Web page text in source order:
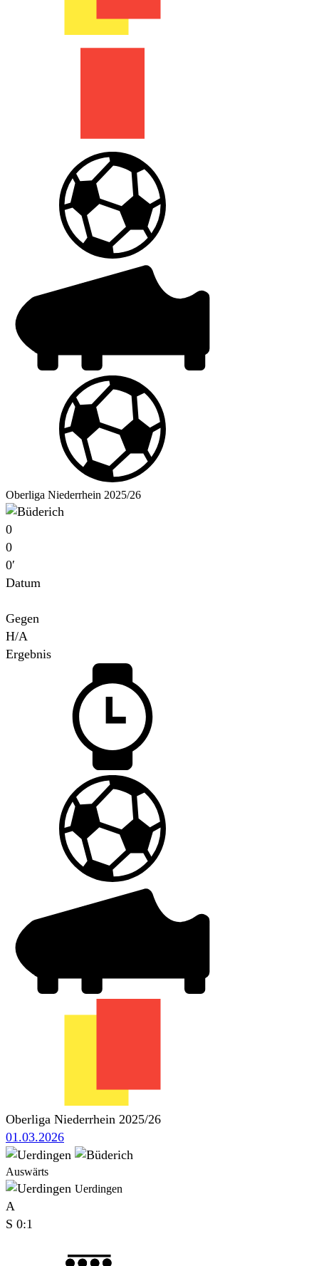
Oberliga Niederrhein 2025/26
0
0
0′
Datum
Gegen
H/A
Ergebnis
Oberliga Niederrhein 2025/26
01.03.2026
Auswärts
Uerdingen
A
S 0:1